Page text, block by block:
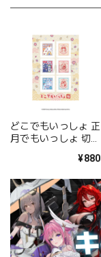
どこでもいっしょ 正
月でもいっしょ 切手
¥880